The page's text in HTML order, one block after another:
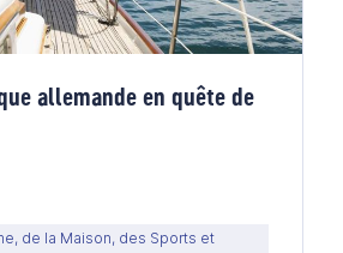
allemande en quête de
de la Maison, des Sports et